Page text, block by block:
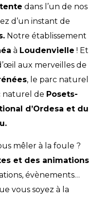
dans l’un de nos
d’un instant de
Notre établissement
à Loudenvielle ! Et
aux merveilles de
, le parc naturel
naturel de Posets-
d’Ordesa et du
mêler à la foule ?
et des animations
évènements…
vous soyez à la